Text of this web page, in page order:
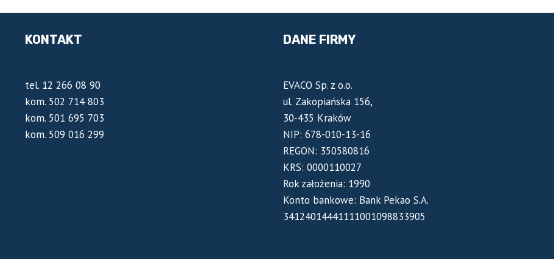
KONTAKT
tel. 12 266 08 90
kom. 502 714 803
kom. 501 695 703
kom. 509 016 299
DANE FIRMY
EVACO Sp. z o.o.
ul. Zakopiańska 156,
30-435 Kraków
NIP: 678-010-13-16
REGON: 350580816
KRS: 0000110027
Rok założenia: 1990
Konto bankowe: Bank Pekao S.A.
34124014441111001098833905